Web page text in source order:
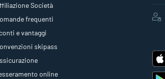
Società
frequenti
e vantaggi
skipass
online